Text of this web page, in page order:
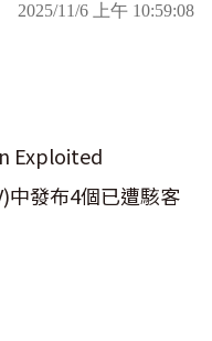
2025/11/6 上午 10:59:08
Exploited
發布4個已遭駭客